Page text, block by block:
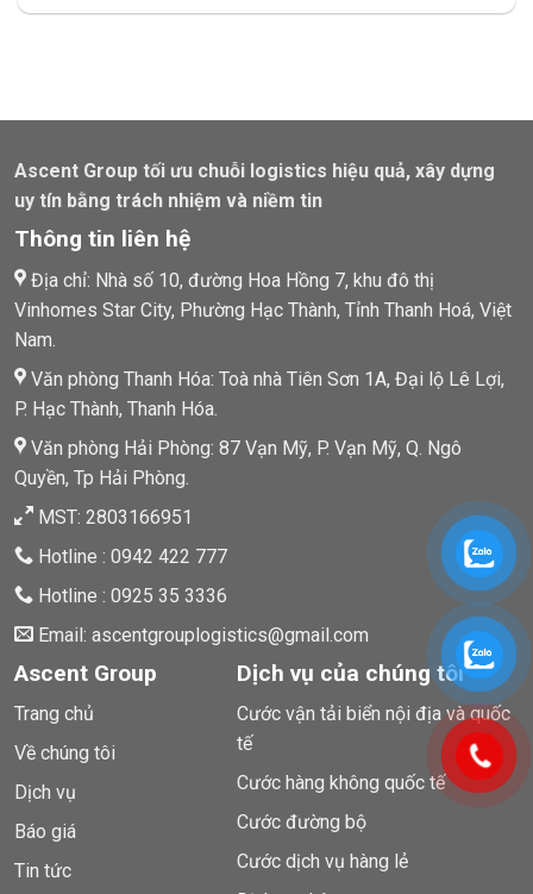
Ascent Group tối ưu chuỗi logistics hiệu quả, xây dựng
uy tín bằng trách nhiệm và niềm tin
Thông tin liên hệ
Địa chỉ: Nhà số 10, đường Hoa Hồng 7, khu đô thị
Vinhomes Star City, Phường Hạc Thành, Tỉnh Thanh Hoá, Việt
Nam.
Văn phòng Thanh Hóa: Toà nhà Tiên Sơn 1A, Đại lộ Lê Lợi,
P. Hạc Thành, Thanh Hóa.
Văn phòng Hải Phòng: 87 Vạn Mỹ, P. Vạn Mỹ, Q. Ngô
Quyền, Tp Hải Phòng.
MST: 2803166951
Hotline : 0942 422 777
Hotline : 0925 35 3336
Email: ascentgrouplogistics@gmail.com
Ascent Group
Trang chủ
Về chúng tôi
Dịch vụ
Báo giá
Tin tức
Dịch vụ của chúng tôi
Cước vận tải biển nội địa và quốc
tế
Cước hàng không quốc tế
Cước đường bộ
Cước dịch vụ hàng lẻ